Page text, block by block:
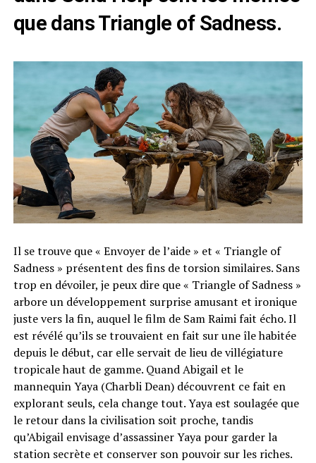
que dans Triangle of Sadness.
Il se trouve que « Envoyer de l’aide » et « Triangle of
Sadness » présentent des fins de torsion similaires. Sans
trop en dévoiler, je peux dire que « Triangle of Sadness »
arbore un développement surprise amusant et ironique
juste vers la fin, auquel le film de Sam Raimi fait écho. Il
est révélé qu’ils se trouvaient en fait sur une île habitée
depuis le début, car elle servait de lieu de villégiature
tropicale haut de gamme. Quand Abigail et le
mannequin Yaya (Charbli Dean) découvrent ce fait en
explorant seuls, cela change tout. Yaya est soulagée que
le retour dans la civilisation soit proche, tandis
qu’Abigail envisage d’assassiner Yaya pour garder la
station secrète et conserver son pouvoir sur les riches.